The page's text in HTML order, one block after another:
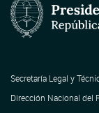
Secretaría Legal y
Dirección Nacional del